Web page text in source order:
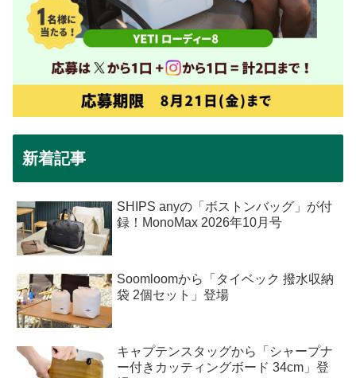
新着記事
SHIPS anyの「ボストンバッグ」が付
録！MonoMax 2026年10月号
Soomloomから「タイベック 撥水収納
袋 2個セット」登場
キャプテンスタッグから「シャープナ
ー付きカッティングボード 34cm」登